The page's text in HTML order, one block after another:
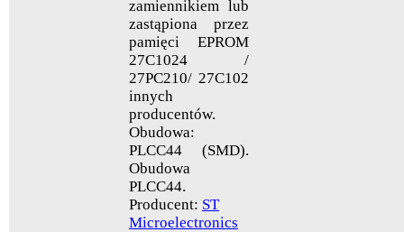
zamiennikiem lub
zastąpiona przez
pamięci EPROM
27C1024 /
27PC210/ 27C102
innych
producentów.
Obudowa:
PLCC44 (SMD).
Obudowa
PLCC44.
Producent: ST
Microelectronics